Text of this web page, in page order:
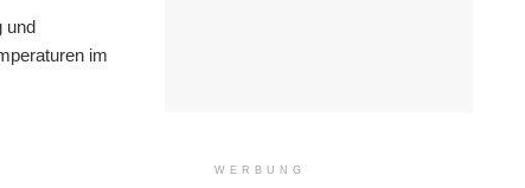
und
im
WERBUNG